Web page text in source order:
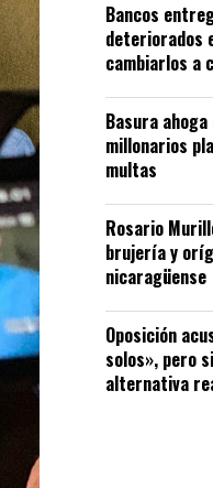
Bancos
deteriorados
cambiarlos a
Basura
millonarios
multas
Rosario
brujería y
nicaragüense
Oposición
solos», pero
alternativa